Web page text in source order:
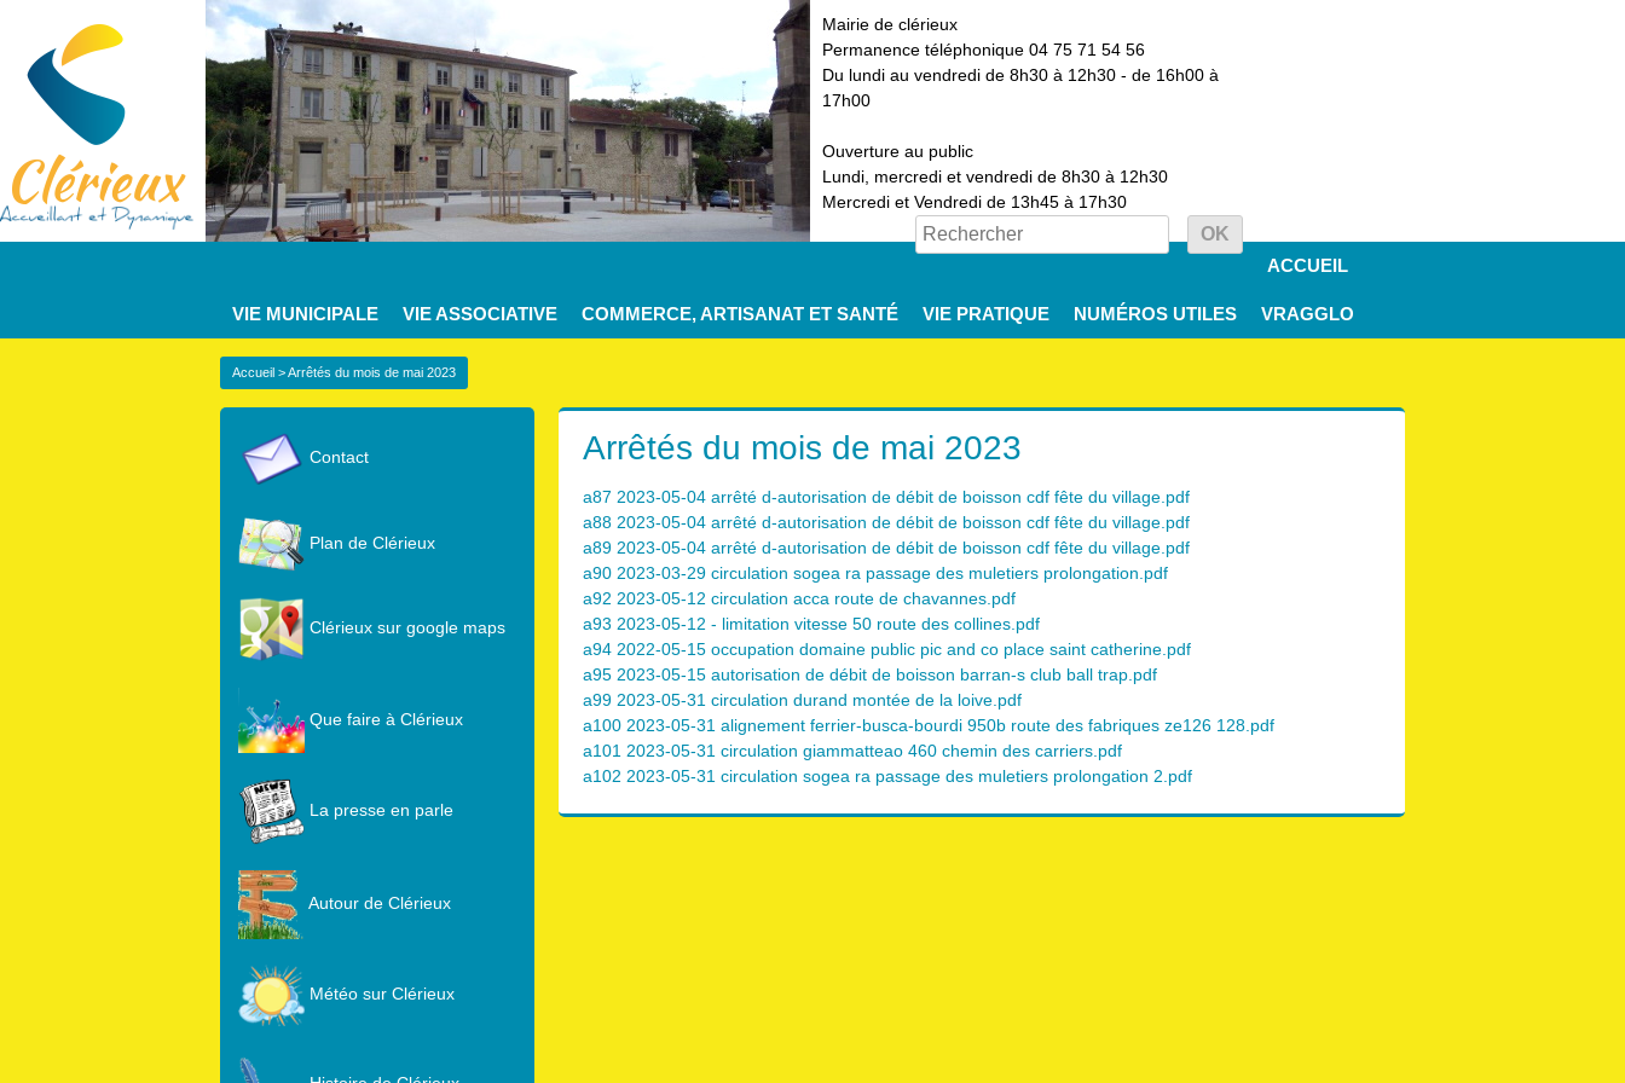
Mairie de clérieux
Permanence téléphonique 04 75 71 54 56
Du lundi au vendredi de 8h30 à 12h30 - de 16h00 à
17h00
Ouverture au public
Lundi, mercredi et vendredi de 8h30 à 12h30
Mercredi et Vendredi de 13h45 à 17h30
ACCUEIL
VIE MUNICIPALE VIE ASSOCIATIVE COMMERCE, ARTISANAT ET SANTÉ VIE PRATIQUE NUMÉROS UTILES VRAGGLO
Accueil > Arrêtés du mois de mai 2023
Arrêtés du mois de mai 2023
a87 2023-05-04 arrêté d-autorisation de débit de boisson cdf fête du village.pdf
a88 2023-05-04 arrêté d-autorisation de débit de boisson cdf fête du village.pdf
a89 2023-05-04 arrêté d-autorisation de débit de boisson cdf fête du village.pdf
a90 2023-03-29 circulation sogea ra passage des muletiers prolongation.pdf
a92 2023-05-12 circulation acca route de chavannes.pdf
a93 2023-05-12 - limitation vitesse 50 route des collines.pdf
a94 2022-05-15 occupation domaine public pic and co place saint catherine.pdf
a95 2023-05-15 autorisation de débit de boisson barran-s club ball trap.pdf
a99 2023-05-31 circulation durand montée de la loive.pdf
a100 2023-05-31 alignement ferrier-busca-bourdi 950b route des fabriques ze126 128.pdf
a101 2023-05-31 circulation giammatteao 460 chemin des carriers.pdf
a102 2023-05-31 circulation sogea ra passage des muletiers prolongation 2.pdf
Contact
Plan de Clérieux
Clérieux sur google maps
Que faire à Clérieux
La presse en parle
Autour de Clérieux
Météo sur Clérieux